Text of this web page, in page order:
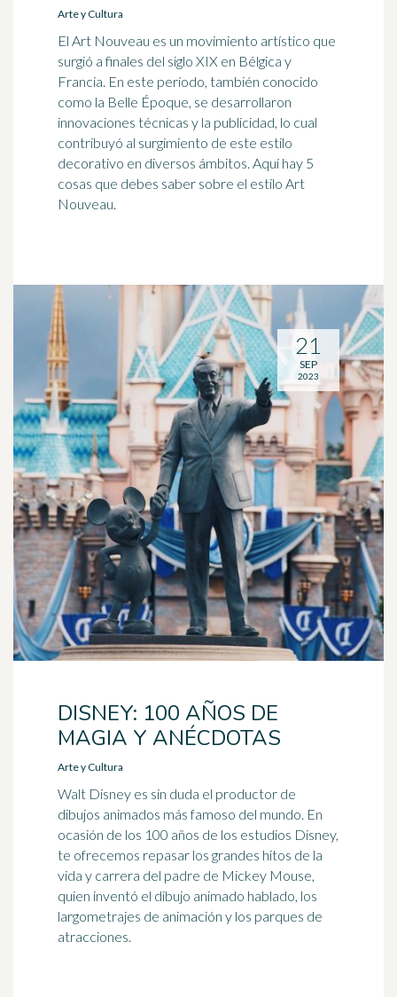
Arte y Cultura
El Art Nouveau es un movimiento artístico que
surgió a finales del siglo XIX en Bélgica y
Francia. En este período, también conocido
como la Belle Époque, se desarrollaron
innovaciones técnicas y la publicidad, lo cual
contribuyó al surgimiento de este estilo
decorativo en diversos ámbitos. Aquí hay 5
cosas que debes saber sobre el estilo Art
Nouveau.
DISNEY: 100 AÑOS DE
MAGIA Y ANÉCDOTAS
Arte y Cultura
Walt Disney es sin duda el productor de
dibujos animados más famoso del mundo. En
ocasión de los 100 años de los estudios Disney,
te ofrecemos repasar los grandes hitos de la
vida y carrera del padre de Mickey Mouse,
quien inventó el dibujo animado hablado, los
largometrajes de animación y los parques de
atracciones.
21
SEP
2023